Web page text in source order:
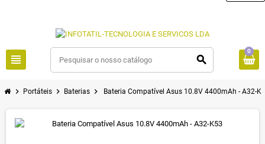
view_headline search
0
chevron_right Portáteis chevron_right Baterias chevron_right Bateria Compatível Asus 10.8V 4400mAh - A32-